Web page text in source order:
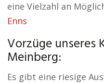
eine Vielzahl an
Enns
Vorzüge unseres
Meinberg:
Es gibt eine riesige